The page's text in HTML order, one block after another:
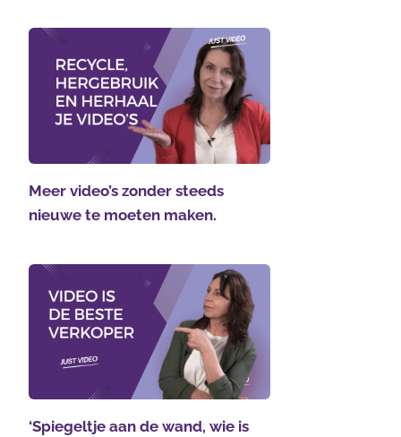
Meer video’s zonder steeds
nieuwe te moeten maken.
‘Spiegeltje aan de wand, wie is